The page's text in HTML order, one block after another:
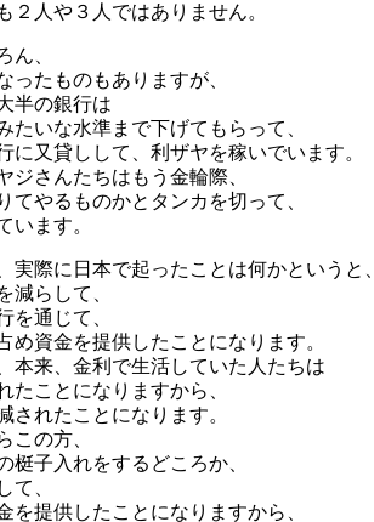
２人や３人ではありません。
ん、
ったものもありますが、
半の銀行は
たいな水準まで下げてもらって、
に又貸しして、利ザヤを稼いでいます。
ジさんたちはもう金輪際、
てやるものかとタンカを切って、
います。
実際に日本で起ったことは何かというと、
減らして、
を通じて、
め資金を提供したことになります。
本来、金利で生活していた人たちは
たことになりますから、
されたことになります。
この方、
梃子入れをするどころか、
て、
を提供したことになりますから、